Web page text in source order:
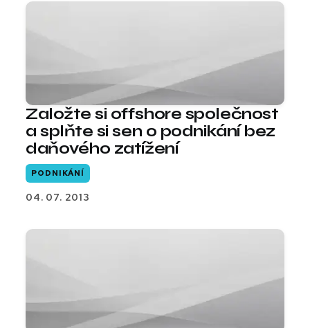
Založte si offshore společnost
a splňte si sen o podnikání bez
daňového zatížení
PODNIKÁNÍ
04. 07. 2013